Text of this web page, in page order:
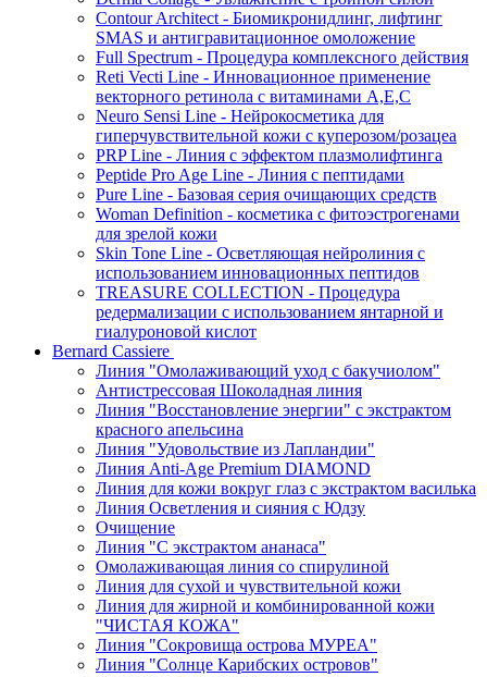
Contour Architect - Биомикронидлинг, лифтинг
SMAS и антигравитационное омоложение
Full Spectrum - Процедура комплексного действия
Reti Vecti Line - Инновационное применение
векторного ретинола с витаминами A,Е,С
Neuro Sensi Line - Нейрокосметика для
гиперчувствительной кожи с куперозом/розацеа
PRP Line - Линия с эффектом плазмолифтинга
Peptide Pro Age Line - Линия с пептидами
Pure Line - Базовая серия очищающих средств
Woman Definition - косметика с фитоэстрогенами
для зрелой кожи
Skin Tone Line - Осветляющая нейролиния с
использованием инновационных пептидов
TREASURE COLLECTION - Процедура
редермализации с использованием янтарной и
гиалуроновой кислот
Bernard Cassiere
Линия "Омолаживающий уход с бакучиолом"
Антистрессовая Шоколадная линия
Линия "Восстановление энергии" с экстрактом
красного апельсина
Линия "Удовольствие из Лапландии"
Линия Anti-Age Premium DIAMOND
Линия для кожи вокруг глаз с экстрактом василька
Линия Осветления и сияния с Юдзу
Очищение
Линия "С экстрактом ананаса"
Омолаживающая линия со спирулиной
Линия для сухой и чувствительной кожи
Линия для жирной и комбинированной кожи
"ЧИСТАЯ КОЖА"
Линия "Сокровища острова МУРЕА"
Линия "Солнце Карибских островов"